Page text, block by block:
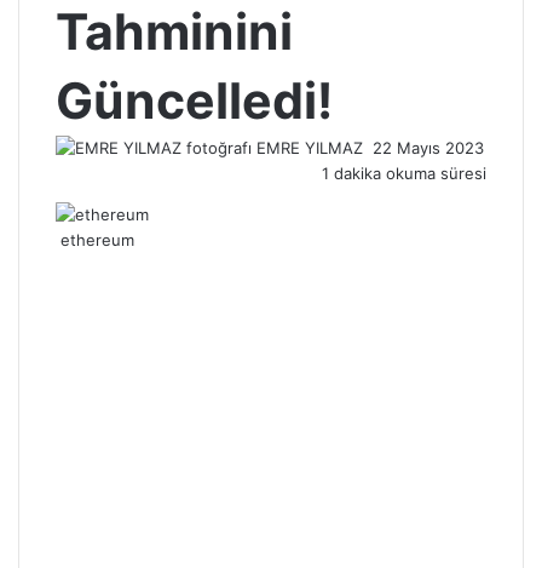
Tahminini
Güncelledi!
EMRE YILMAZ Bir
e-
22 Mayıs 2023
1 dakika okuma süresi
ethereum